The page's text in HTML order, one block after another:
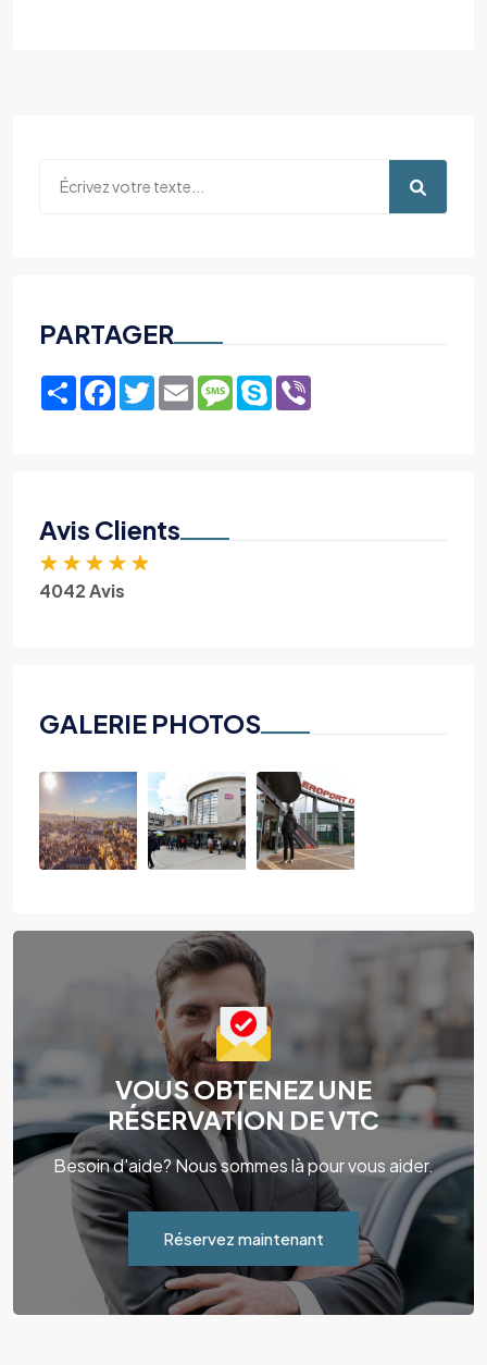
PARTAGER
ShareFacebook
TwitterEmailMessage
Skype
Avis Clients
★ ★ ★ ★ ★
4042 Avis
GALERIE PHOTOS
VOUS OBTENEZ UNE
RÉSERVATION DE VTC
Besoin d'aide? Nous sommes là pour vous aider.
Réservez maintenant